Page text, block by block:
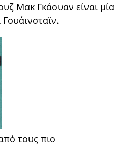
Μακ Γκάουαν είναι μία
τους πιο